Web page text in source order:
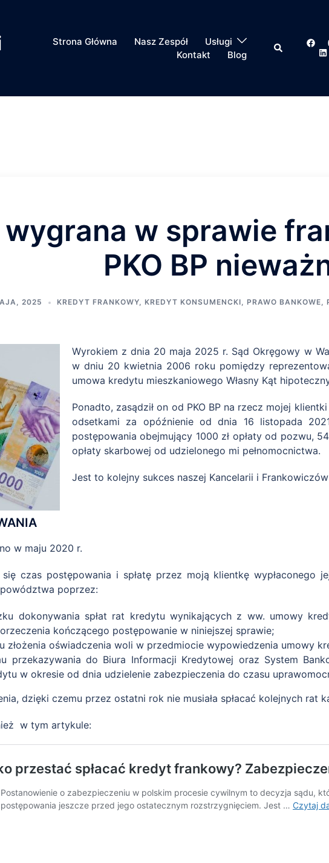
Strona Główna Nasz Zespół
Usługi
Kontakt
Blog
wygrana w sprawie
PKO BP
2025 KREDYT FRANKOWY, KREDYT KONSUMENCKI, PRAWO BANKOWE,
Wyrokiem z dnia 20 maja 2025 r. Sąd Okręgowy w
w dniu 20 kwietnia 2006 roku pomiędzy
umowa kredytu mieszkaniowego Własny Kąt
Ponadto, zasądził on od PKO BP na rzecz mojej
odsetkami za opóźnienie od dnia 16 listopada
postępowania obejmujący 1000 zł opłaty od pozwu,
opłaty skarbowej od udzielonego mi pełnomocnictwa.
Jest to kolejny sukces naszej Kancelarii i
w maju 2020 r.
czas postępowania i spłatę przez moją klientkę wypłaconego
poprzez:
dokonywania spłat rat kredytu wynikających z ww. umowy
kończącego postępowanie w niniejszej sprawie;
złożenia oświadczenia woli w przedmiocie wypowiedzenia umowy
przekazywania do Biura Informacji Kredytowej oraz System
w okresie od dnia udzielenie zabezpieczenia do czasu
dzięki czemu przez ostatni rok nie musiała spłacać kolejnych rat
w tym artykule: